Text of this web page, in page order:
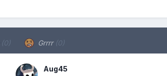
(0) Grrrr (0)
Aug45